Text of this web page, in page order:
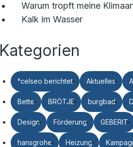
Warum tropft meine
Kalk im Wasser
Kategorien
°celseo berichtet Aktuelles
Bette BRÖTJE burgbad
Design Förderung GEBERIT
hansgrohe Heizung